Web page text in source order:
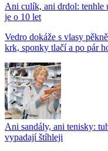
Ani culík, ani drdol: tenhle
je o 10 let
Vedro dokáže s vlasy
krk, sponky tlačí a po pár
Ani sandály, ani tenisky:
vypadají štíhleji